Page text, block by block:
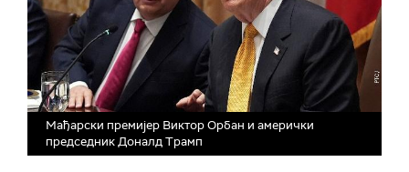
Мађарски премијер Виктор Орбан и амерички
председник Доналд Трамп